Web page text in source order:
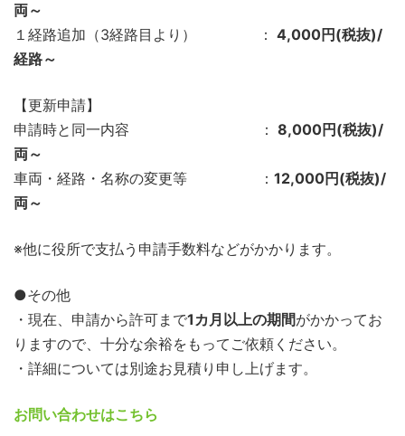
両～
１経路追加（3経路目より） ： 4,000円(税抜)/
経路～
【更新申請】
申請時と同一内容 ： 8,000円(税抜)/
両～
車両・経路・名称の変更等 ： 12,000円(税抜)/
両～
※他に役所で支払う申請手数料などがかかります。
●その他
・現在、申請から許可まで1カ月以上の期間がかかってお
りますので、十分な余裕をもってご依頼ください。
・詳細については別途お見積り申し上げます。
お問い合わせはこちら